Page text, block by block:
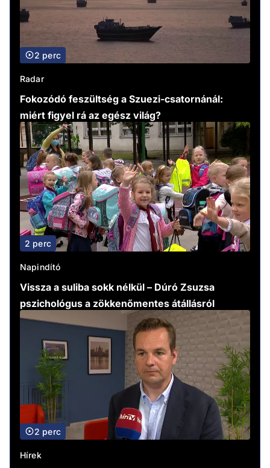
2 perc
Radar
Fokozódó feszültség a Szuezi-csatornánál:
miért figyel rá az egész világ?
2 perc
Napindító
Vissza a suliba sokk nélkül – Dúró Zsuzsa
pszichológus a zökkenőmentes átállásról
2 perc
Hírek